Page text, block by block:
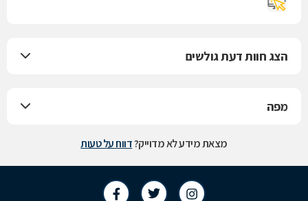
הצג חוות דעת גולשים
מפה
מצאת מידע לא מדוייק?דווח על טעות